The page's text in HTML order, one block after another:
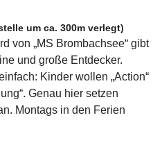
um ca. 300m verlegt)
von „MS Brombachsee“ gibt
und große Entdecker.
Kinder wollen „Action“
Genau hier setzen
Montags in den Ferien